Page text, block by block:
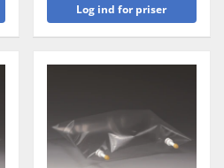
Log ind for priser